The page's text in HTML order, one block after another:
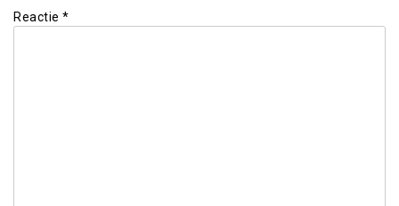
Reactie *